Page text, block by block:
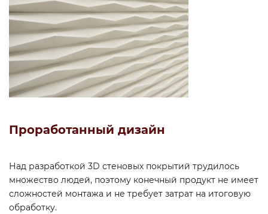
Проработанный дизайн
Над разработкой 3D стеновых покрытий трудилось
множество людей, поэтому конечный продукт не имеет
сложностей монтажа и не требует затрат на итоговую
обработку.